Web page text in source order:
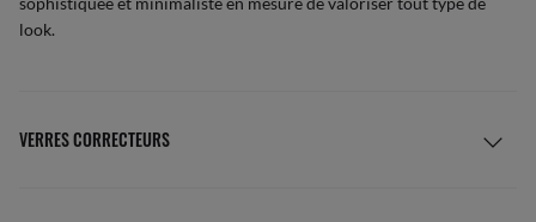
look.
VERRES CORRECTEURS